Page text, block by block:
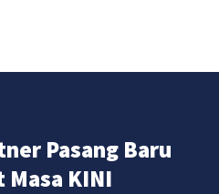
Pasang Baru
KINI